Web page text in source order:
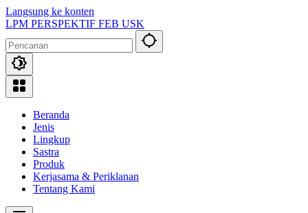
Langsung ke konten
LPM PERSPEKTIF FEB USK
Beranda
Jenis
Lingkup
Sastra
Produk
Kerjasama & Periklanan
Tentang Kami